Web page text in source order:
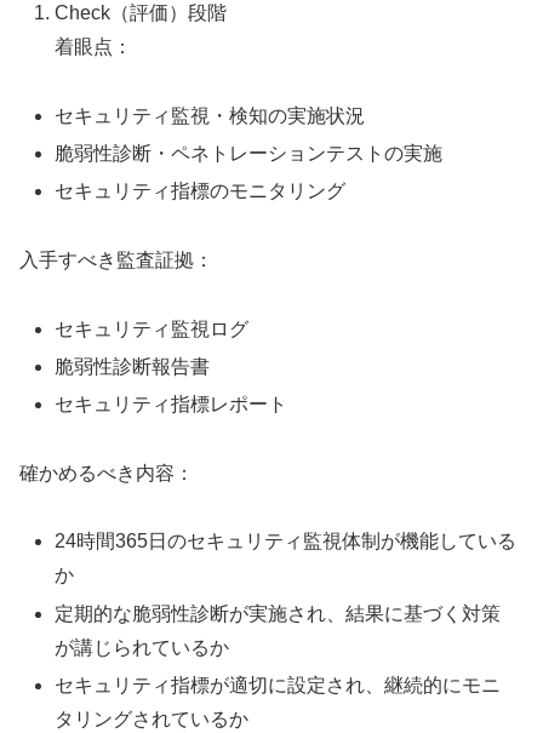
Check（評価）段階
着眼点：
セキュリティ監視・検知の実施状況
脆弱性診断・ペネトレーションテストの実施
セキュリティ指標のモニタリング
入手すべき監査証拠：
セキュリティ監視ログ
脆弱性診断報告書
セキュリティ指標レポート
確かめるべき内容：
24時間365日のセキュリティ監視体制が機能している
か
定期的な脆弱性診断が実施され、結果に基づく対策
が講じられているか
セキュリティ指標が適切に設定され、継続的にモニ
タリングされているか